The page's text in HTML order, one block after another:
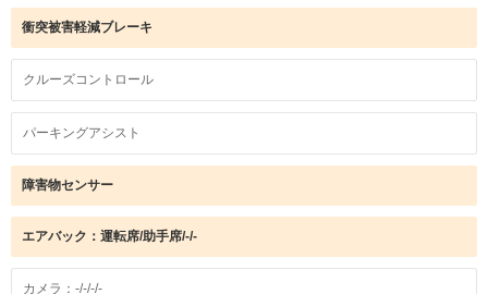
衝突被害軽減ブレーキ
クルーズコントロール
パーキングアシスト
障害物センサー
エアバック：運転席/助手席/-/-
カメラ：-/-/-/-